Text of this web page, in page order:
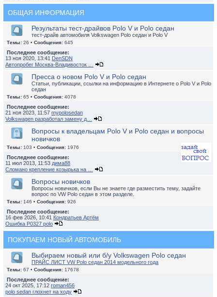
ОБЩАЯ ИНФОРМАЦИЯ
Результаты тест-драйвов Polo V и Polo седан
тест-драйв автомобиля Volkswagen Polo седан и Polo V
Темы: 26 • Сообщения: 645
Последнее сообщение:
13 ноя 2020, 13:41 DenSDN
Автопробег Москва-Владивосток …
Пресса о новом Polo V и Polo седан
Статьи, публикации, ссылки на информацию в Интернете о Polo V и Polo
седан
Темы: 65 • Сообщения: 4078
Последнее сообщение:
21 ноя 2023, 11:57 mypolosedan
Volkswagen разработал замену д…
Вопросы к владельцам Polo V и Polo седан и вопросы
новичков
Темы: 103 • Сообщения: 1976
Последнее сообщение:
11 июл 2013, 11:53 дима88
Сломано крепление козырька на …
Вопросы новичков
Вопросы новичков, если Вы не знаете где разместить тему, задайте
вопрос по VW Polo седан в этом разделе.
Темы: 146 • Сообщения: 926
Последнее сообщение:
16 фев 2026, 10:41 Кондратьев Артём
Ошибка P0327 polo
ПОКУПАЕМ НОВЫЙ АВТОМОБИЛЬ
Выбираем новый или б/у Volkswagen Polo седан
ПРАЙС ЛИСТ VW Polo седан 2014 модельного года
Темы: 67 • Сообщения: 17678
Последнее сообщение:
24 окт 2025, 17:12 roman456
polo sedan глохнет на ходу